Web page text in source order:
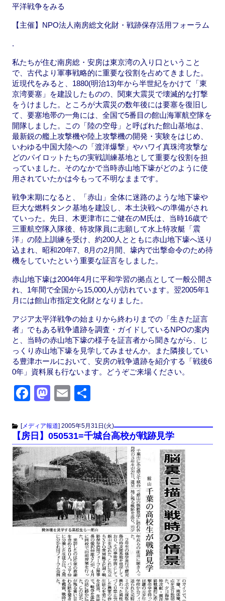
平洋戦争をみる
【主催】NPO法人南房総文化財・戦跡保存活用フォーラム
.
私たちが住む南房総・安房は東京湾の入り口ということ
で、古代より軍事戦略的に重要な役割を占めてきました。
近現代をみると、1880(明治13)年から半世紀をかけて「東
京湾要塞」を建設したものの、関東大震災で壊滅的な打撃
をうけました。ところが大震災の数年後には要塞を復旧し
て、要塞地帯の一角には、全国で5番目の館山海軍航空隊を
開隊しました。この「陸の空母」と呼ばれた館山基地は、
最新鋭の艦上攻撃機や陸上攻撃機の開発・実験をはじめ、
いわゆる中国大陸への「渡洋爆撃」やハワイ真珠湾攻撃な
どのパイロットたちの実戦訓練基地として重要な役割を担
っていました。そのなかで当時赤山地下壕がどのように使
用されていたかは今もって不明なままです。
戦争末期になると、「赤山」全体に迷路のような地下壕や
巨大な燃料タンク基地を建設し、本土決戦への準備がされ
ていった。先日、木更津市にご健在のM氏は、当時16歳で
三重航空隊入隊後、特攻隊員に志願して水上特攻艇「震
洋」の陸上訓練を受け、約200人とともに赤山地下壕へ送り
込まれ、昭和20年7、8月の2月間、壕内で出撃命令のため待
機をしていたという重要な証言をしました。
赤山地下壕は2004年4月に平和学習の拠点として一般公開さ
れ、1年間で全国から15,000人が訪れています。翌2005年1
月には館山市指定文化財となりました。
アジア太平洋戦争の始まりから終わりまでの「生きた証言
者」でもある戦争遺跡を調査・ガイドしているNPOの案内
と、当時の赤山地下壕の様子を証言者から聞きながら、じ
っくり赤山地下壕を見学してみませんか。また隣接してい
る豊津ホールにおいて、安房の戦争遺跡を紹介する「戦後6
0年」資料展も行ないます。どうぞご来場ください。
F
c
e
b
o
o
k
M
st
o
d
o
n
E
ail
[メディア報道] 2005年5月31日(火)
【房日】050531=千城台高校が戦跡見学